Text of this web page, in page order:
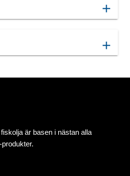
add
add
är basen i nästan alla